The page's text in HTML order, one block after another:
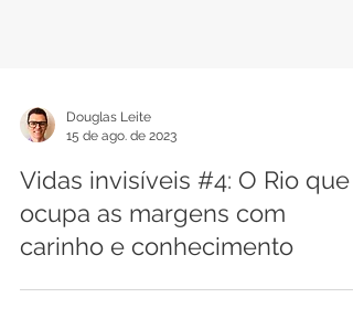
15 de ago. de 2023
Vidas invisíveis #4: O Rio que
ocupa as margens com